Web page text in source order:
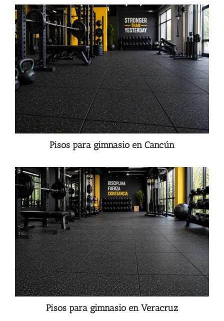
Pisos para gimnasio en Cancún
Pisos para gimnasio en Veracruz